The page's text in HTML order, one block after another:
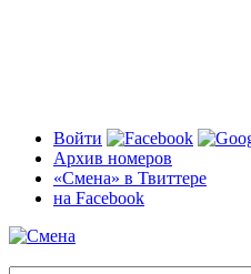
Войти
Архив номеров
«Смена» в Твиттере
на Facebook